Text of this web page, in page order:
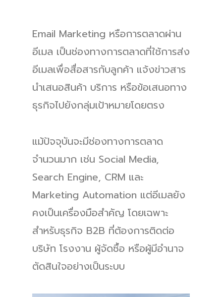
Email Marketing หรือการตลาดผ่าน
อีเมล เป็นช่องทางการตลาดที่ใช้การส่ง
อีเมลเพื่อสื่อสารกับลูกค้า แจ้งข่าวสาร
นำเสนอสินค้า บริการ หรือข้อเสนอทาง
ธุรกิจไปยังกลุ่มเป้าหมายโดยตรง
แม้ปัจจุบันจะมีช่องทางการตลาด
จำนวนมาก เช่น Social Media,
Search Engine, CRM และ
Marketing Automation แต่อีเมลยัง
คงเป็นเครื่องมือสำคัญ โดยเฉพาะ
สำหรับธุรกิจ B2B ที่ต้องการติดต่อ
บริษัท โรงงาน ผู้จัดซื้อ หรือผู้มีอำนาจ
ตัดสินใจอย่างเป็นระบบ